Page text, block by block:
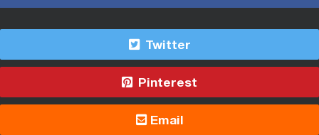
Twitter
Pinterest
Email